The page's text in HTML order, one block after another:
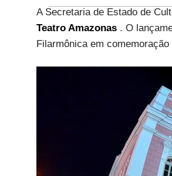
A Secretaria de Estado de
Teatro Amazonas . O
Filarmônica em